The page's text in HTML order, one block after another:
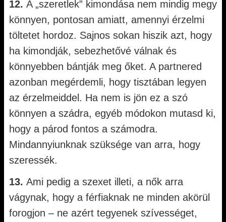
12. A „szeretlek” kimondása nem mindig megy
könnyen, pontosan amiatt, amennyi érzelmi
töltetet hordoz. Sajnos sokan hiszik azt, hogy
ha kimondják, sebezhetővé válnak és
könnyebben bántják meg őket. A partnered
azonban megérdemli, hogy tisztában legyen
az érzelmeiddel. Ha nem is jön ez a szó
könnyen a szádra, egyéb módokon mutasd ki,
hogy a párod fontos a számodra.
Mindannyiunknak szüksége van arra, hogy
szeressék.
13. Ami pedig a szexet illeti, a nők arra
vágynak, hogy a férfiaknak ne minden akörül
forogjon – ne azért tegyenek szívességet,